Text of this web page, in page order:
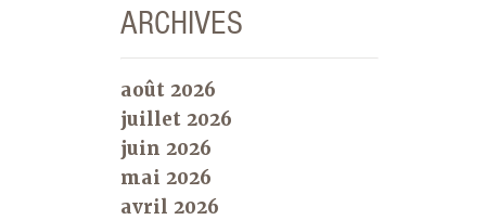
ARCHIVES
août 2026
juillet 2026
juin 2026
mai 2026
avril 2026